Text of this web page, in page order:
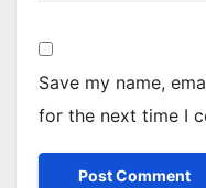
Save my name,
for the next time I